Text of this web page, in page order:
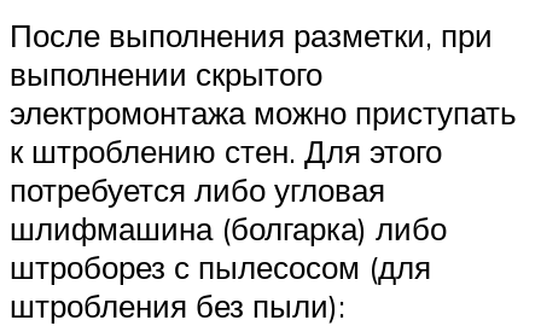
После выполнения разметки, при
выполнении скрытого
электромонтажа можно приступать
к штроблению стен. Для этого
потребуется либо угловая
шлифмашина (болгарка) либо
штроборез с пылесосом (для
штробления без пыли):